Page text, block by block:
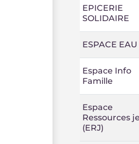
EPICERIE
SOLIDAIRE
ESPACE EAU
Espace Info
Famille
Espace
Ressources
(ERJ)